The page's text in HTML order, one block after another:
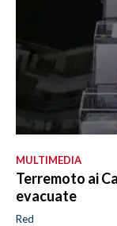
MULTIMEDIA
Terremoto ai
evacuate
Red